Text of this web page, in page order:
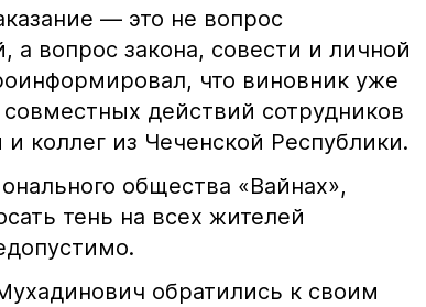
— это не вопрос
вопрос закона, совести и личной
что виновник уже
совместных действий сотрудников
коллег из Чеченской Республики.
общества «Вайнах»,
тень на всех жителей
обратились к своим